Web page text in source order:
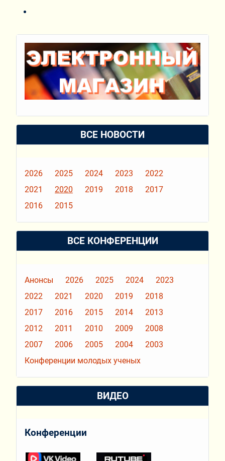
ВСЕ НОВОСТИ
2026 2025 2024 2023
2022
2021
2020 2019 2018
2017
2016
2015
ВСЕ КОНФЕРЕНЦИИ
Анонсы 2026 2025 2024
2023
2022
2021 2020 2019
2018
2017
2016 2015 2014
2013
2012
2011 2010 2009
2008
2007
2006 2005 2004
2003
Конференции молодых ученых
ВИДЕО
Конференции